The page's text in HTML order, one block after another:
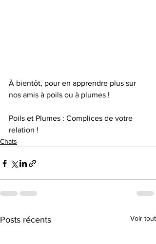
À bientôt, pour en apprendre plus sur
nos amis à poils ou à plumes !
Poils et Plumes : Complices de votre
relation !
Chats
Posts récents Voir tout